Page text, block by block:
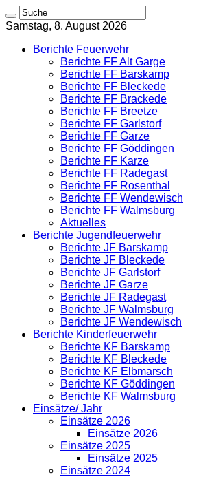
Samstag, 8. August 2026
Berichte Feuerwehr
Berichte FF Alt Garge
Berichte FF Barskamp
Berichte FF Bleckede
Berichte FF Brackede
Berichte FF Breetze
Berichte FF Garlstorf
Berichte FF Garze
Berichte FF Göddingen
Berichte FF Karze
Berichte FF Radegast
Berichte FF Rosenthal
Berichte FF Wendewisch
Berichte FF Walmsburg
Aktuelles
Berichte Jugendfeuerwehr
Berichte JF Barskamp
Berichte JF Bleckede
Berichte JF Garlstorf
Berichte JF Garze
Berichte JF Radegast
Berichte JF Walmsburg
Berichte JF Wendewisch
Berichte Kinderfeuerwehr
Berichte KF Barskamp
Berichte KF Bleckede
Berichte KF Elbmarsch
Berichte KF Göddingen
Berichte KF Walmsburg
Einsätze/ Jahr
Einsätze 2026
Einsätze 2026
Einsätze 2025
Einsätze 2025
Einsätze 2024